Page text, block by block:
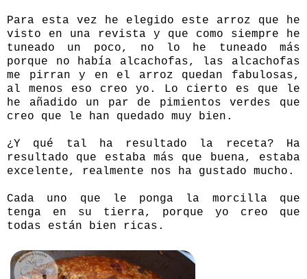
Para esta vez he elegido este arroz que he
visto en una revista y que como siempre he
tuneado un poco, no lo he tuneado más
porque no había alcachofas, las alcachofas
me pirran y en el arroz quedan fabulosas,
al menos eso creo yo. Lo cierto es que le
he añadido un par de pimientos verdes que
creo que le han quedado muy bien.
¿Y qué tal ha resultado la receta? Ha
resultado que estaba más que buena, estaba
excelente, realmente nos ha gustado mucho.
Cada uno que le ponga la morcilla que
tenga en su tierra, porque yo creo que
todas están bien ricas.